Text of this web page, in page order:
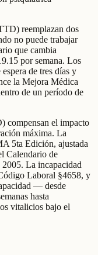
reemplazan dos
no puede trabajar
que cambia
por semana. Los
de tres días y
la Mejora Médica
de un período de
compensan el impacto
máxima. La
5ta Edición, ajustada
Calendario de
La incapacidad
Laboral §4658, y
— desde
hasta
vitalicios bajo el